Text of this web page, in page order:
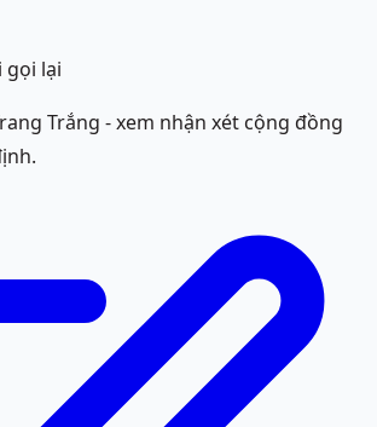
gọi lại
Trắng - xem nhận xét cộng đồng